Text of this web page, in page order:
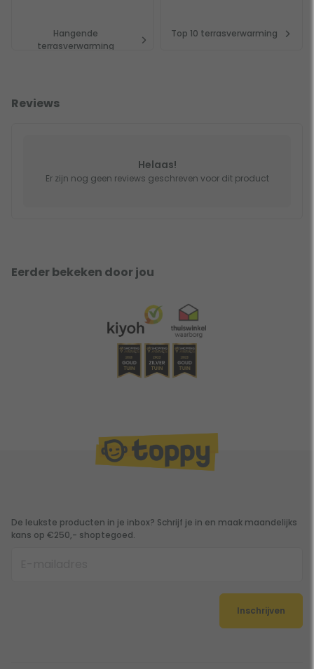
Hangende
terrasverwarming
Top 10 terrasverwarming
Reviews
Helaas!
Er zijn nog geen reviews geschreven voor dit product
Eerder bekeken door jou
De leukste producten in je inbox? Schrijf je in en maak maandelijks
kans op €250,- shoptegoed.
Inschrijven